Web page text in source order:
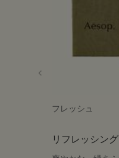
フレッシュ
リフレッシン